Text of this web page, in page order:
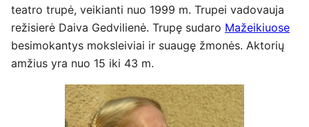
teatro trupė, veikianti nuo 1999 m. Trupei vadovauja
režisierė Daiva Gedvilienė. Trupę sudaro Mažeikiuose
besimokantys moksleiviai ir suaugę žmonės. Aktorių
amžius yra nuo 15 iki 43 m.